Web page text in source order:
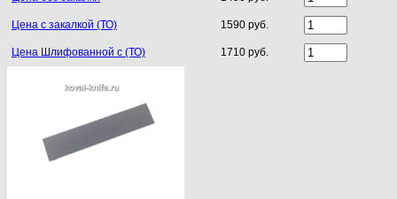
Цена с закалкой (ТО) 1590 руб.
Цена Шлифованной с (ТО) 1710 руб.